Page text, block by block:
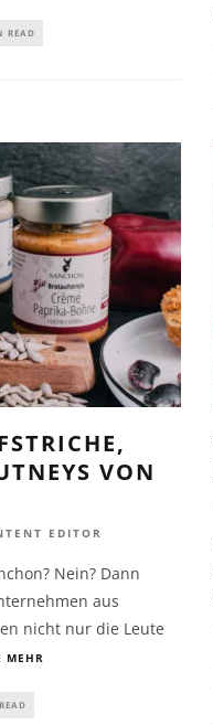
READ
VON
EDITOR
Nein? Dann
aus
nicht nur die Leute
MEHR